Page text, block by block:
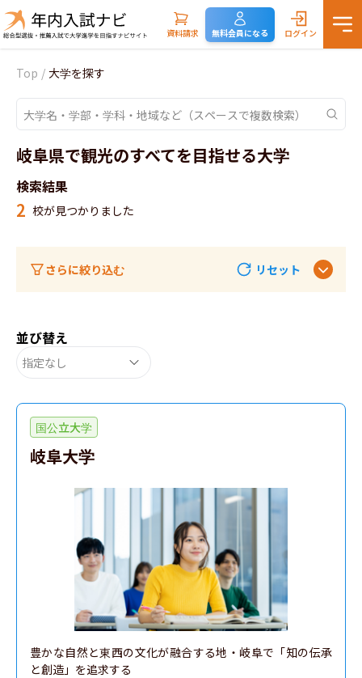
資料請求 無料会員になる ログイン
Top / 大学を探す
岐阜県で観光のすべてを目指せる大学
検索結果
2 校が見つかりました
さらに絞り込む リセット
並び替え
指定なし
国公立大学
岐阜大学
豊かな自然と東西の文化が融合する地・岐阜で「知の伝承
と創造」を追求する